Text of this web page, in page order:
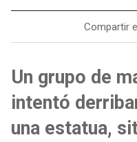
Compartir
Un grupo de
intentó
una estatua,